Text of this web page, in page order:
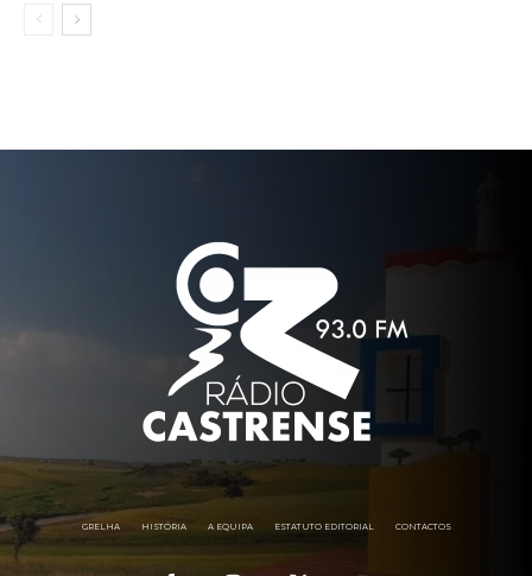
GRELHA HISTÓRIA A EQUIPA ESTATUTO EDITORIAL CONTACTOS